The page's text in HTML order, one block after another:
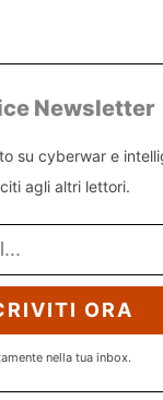
Newsletter
su cyberwar e
agli altri lettori.
ORA
nella tua inbox.